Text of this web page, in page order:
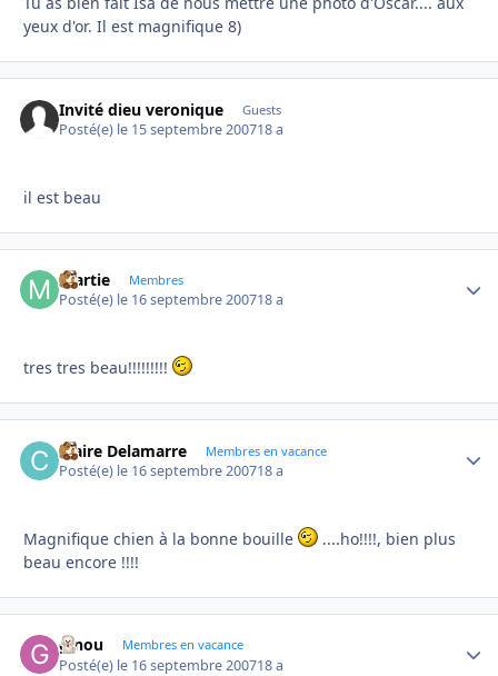
yeux d'or. Il est magnifique 8)
Invité dieu veronique Guests
Posté(e) le 15 septembre 200718 a
il est beau
martie Membres
Posté(e) le 16 septembre 200718 a
tres tres beau!!!!!!!!!
Claire Delamarre Membres en vacance
Posté(e) le 16 septembre 200718 a
Magnifique chien à la bonne bouille
....ho!!!!, bien plus
beau encore !!!!
ginou Membres en vacance
Posté(e) le 16 septembre 200718 a